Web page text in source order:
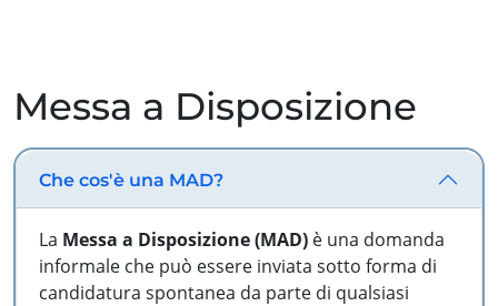
Messa a Disposizione
Che cos'è una MAD?
La Messa a Disposizione (MAD) è una domanda
informale che può essere inviata sotto forma di
candidatura spontanea da parte di qualsiasi